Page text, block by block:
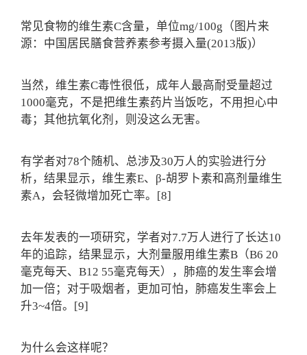
常见食物的维生素C含量，单位mg/100g（图片来
源：中国居民膳食营养素参考摄入量(2013版)）
当然，维生素C毒性很低，成年人最高耐受量超过
1000毫克，不是把维生素药片当饭吃，不用担心中
毒；其他抗氧化剂，则没这么无害。
有学者对78个随机、总涉及30万人的实验进行分
析，结果显示，维生素E、β-胡罗卜素和高剂量维生
素A，会轻微增加死亡率。[8]
去年发表的一项研究，学者对7.7万人进行了长达10
年的追踪，结果显示，大剂量服用维生素B（B6 20
毫克每天、B12 55毫克每天），肺癌的发生率会增
加一倍；对于吸烟者，更加可怕，肺癌发生率会上
升3~4倍。[9]
为什么会这样呢？